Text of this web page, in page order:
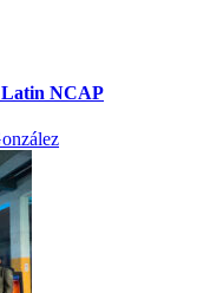
Latin NCAP